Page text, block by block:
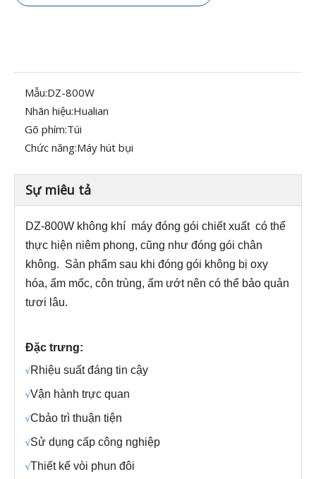
Mẫu:DZ-800W
Nhãn hiệu:Hualian
Gõ phím:Túi
Chức năng:Máy hút bụi
Sự miêu tả
DZ-800W không khí máy đóng gói chiết xuất có thể
thực hiện niêm phong, cũng như đóng gói chân
không. Sản phẩm sau khi đóng gói không bị oxy
hóa, ẩm mốc, côn trùng, ẩm ướt nên có thể bảo quản
tươi lâu.
Đặc trưng:
√Rhiệu suất đáng tin cậy
√Vận hành trực quan
√Cbảo trì thuận tiện
√Sử dụng cấp công nghiệp
√Thiết kế vòi phun đôi